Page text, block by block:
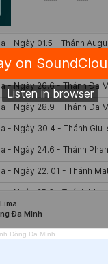
phước Cơ-la-ra
phước Ma-ri-a
phước Phê-rô Gôn-
Alexandro Longo
Vinh Sơn Phêriê
Đa Minh Vũ Đình
phước Giu-se Gi-
Dòng Đa MInh